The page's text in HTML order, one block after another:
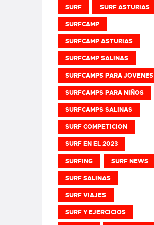
SURF SURF ASTURIAS
SURFCAMP
SURFCAMP ASTURIAS
SURFCAMP SALINAS
SURFCAMPS PARA JOVENES
SURFCAMPS PARA NIÑOS
SURFCAMPS SALINAS
SURF COMPETICION
SURF EN EL 2023
SURFING SURF NEWS
SURF SALINAS
SURF VIAJES
SURF Y EJERCICIOS